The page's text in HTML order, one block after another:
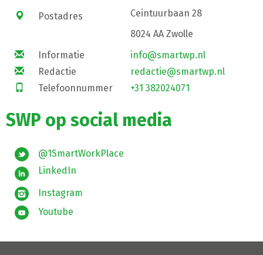
Postadres
Ceintuurbaan 28
8024 AA Zwolle
Informatie
info@smartwp.nl
Redactie
redactie@smartwp.nl
Telefoonnummer
+31 382024071
SWP op social media
@1SmartWorkPlace
LinkedIn
Instagram
Youtube